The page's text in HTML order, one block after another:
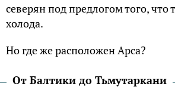
северян под предлогом того, что
холода.
Но где же расположен Арса?
От Балтики до Тьмутаркани